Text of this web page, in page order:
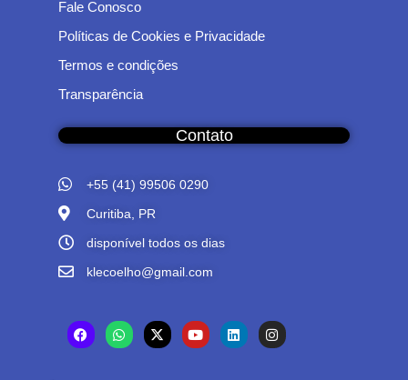
Fale Conosco
Políticas de Cookies e Privacidade
Termos e condições
Transparência
Contato
+55 (41) 99506 0290
Curitiba, PR
disponível todos os dias
klecoelho@gmail.com